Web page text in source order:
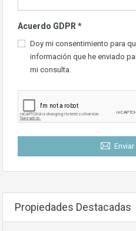
Acuerdo GDPR *
Doy mi consentimiento para
información que he enviado
mi consulta.
Propiedades Destacadas